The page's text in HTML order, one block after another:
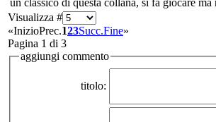
Visualizza #
«InizioPrec.123Succ.Fine»
Pagina 1 di 3
aggiungi commento
titolo: